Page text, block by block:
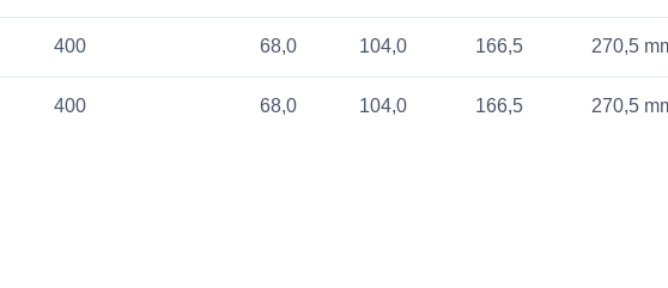
400 68,0 104,0 166,5 270,5
400 68,0 104,0 166,5 270,5